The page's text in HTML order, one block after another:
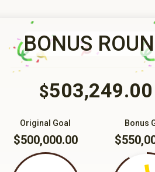
BONUS
$503,249.00
Bonus
Original Goal
$500,000.00